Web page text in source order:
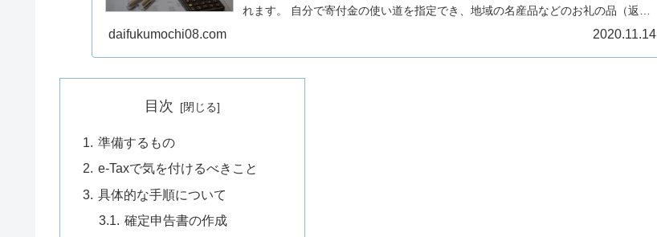
れます。 自分で寄付金の使い道を指定でき、地域の名産品などのお礼の品（返礼
daifukumochi08.com 2020.11.14
目次
準備するもの
e-Taxで気を付けるべきこと
具体的な手順について
確定申告書の作成